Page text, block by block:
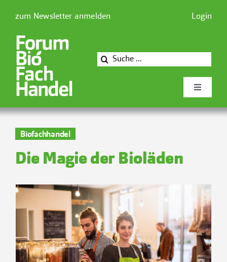
Inhaltzum Newsletter anmelden Login
Suche
Toggle
Forum Biofachhandel
Mitglieder
Kontakt
Biofachhandel
Die Magie der Bioläden